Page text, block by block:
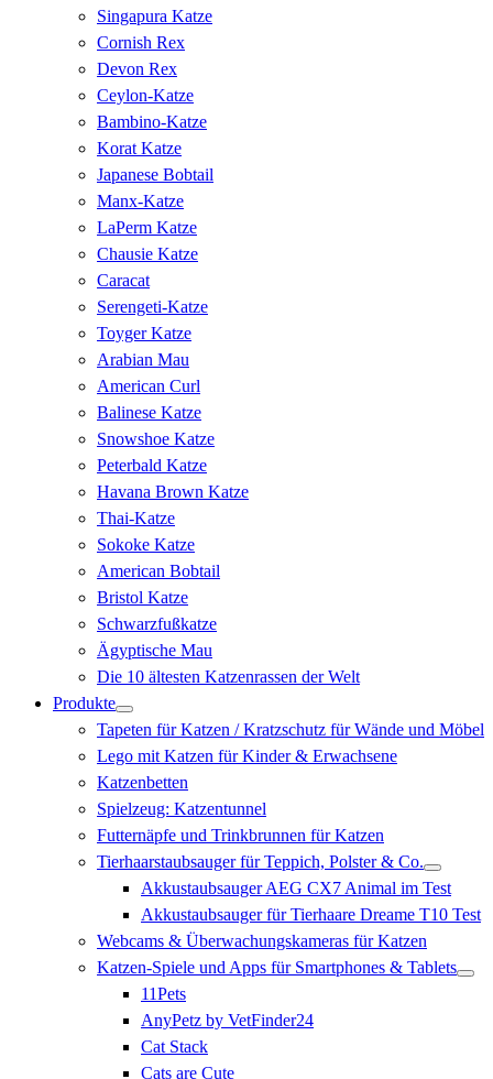
Singapura Katze
Cornish Rex
Devon Rex
Ceylon-Katze
Bambino-Katze
Korat Katze
Japanese Bobtail
Manx-Katze
LaPerm Katze
Chausie Katze
Caracat
Serengeti-Katze
Toyger Katze
Arabian Mau
American Curl
Balinese Katze
Snowshoe Katze
Peterbald Katze
Havana Brown Katze
Thai-Katze
Sokoke Katze
American Bobtail
Bristol Katze
Schwarzfußkatze
Ägyptische Mau
Die 10 ältesten Katzenrassen der Welt
Produkte
Tapeten für Katzen / Kratzschutz für Wände und Möbel
Lego mit Katzen für Kinder & Erwachsene
Katzenbetten
Spielzeug: Katzentunnel
Futternäpfe und Trinkbrunnen für Katzen
Tierhaarstaubsauger für Teppich, Polster & Co.
Akkustaubsauger AEG CX7 Animal im Test
Akkustaubsauger für Tierhaare Dreame T10 Test
Webcams & Überwachungskameras für Katzen
Katzen-Spiele und Apps für Smartphones & Tablets
11Pets
AnyPetz by VetFinder24
Cat Stack
Cats are Cute